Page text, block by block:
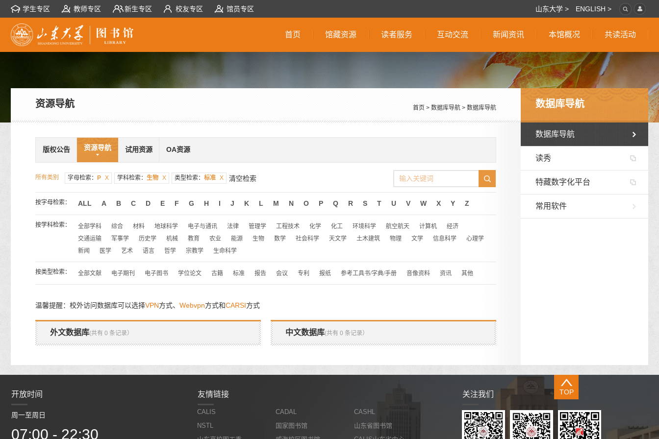
学生专区 教师专区 新生专区 校友专区 馆员专区 山东大学 > ENGLISH >
首页 馆藏资源 读者服务 互动交流 新闻资讯 本馆概况 共读活动
数据库导航
数据库导航
读秀
特藏数字化平台
常用软件
资源导航 首页 > 数据库导航 > 数据库导航
版权公告 资源导航 试用资源 OA资源
所有类别 字母检索： P X 学科检索： 生物 X 类型检索： 标准 X 清空检索
按字母检索： ALL A B C D E F G H I J K L M N O P Q R S T U V W X Y Z
按学科检索： 全部学科 综合 材料 地球科学 电子与通讯 法律 管理学 工程技术 化学 化工 环境科学 航空航天 计算机
经济
交通运输
军事学 历史学 机械 教育 农业 能源 生物 数学 社会科学 天文学 土木建筑 物理 文学 信息科学
心理学
新闻
医学 艺术 语言 哲学 宗教学 生命科学
按类型检索： 全部文献 电子期刊 电子图书 学位论文 古籍 标准 报告 会议 专利 报纸 参考工具书/字典/手册 音像资料 资讯 其他
温馨提醒：校外访问数据库可以选择VPN方式、 Webvpn方式和CARSI方式
外文数据库(共有 0 条记录） 中文数据库(共有 0 条记录）
TOP
开放时间
周一至周日
07:00 - 22:30 07:00 - 22:30
友情链接
CALIS CADAL
CASHL
NSTL
国家图书馆
山东省图书馆
关注我们